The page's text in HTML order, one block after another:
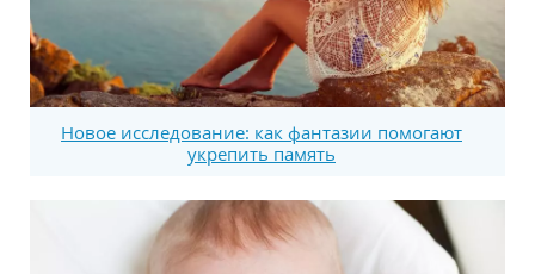
Новое исследование: как фантазии помогают
укрепить память